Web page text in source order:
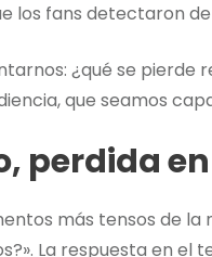
los fans detectaron
¿qué se pierde
que seamos
perdida
más tensos de la
La respuesta en el